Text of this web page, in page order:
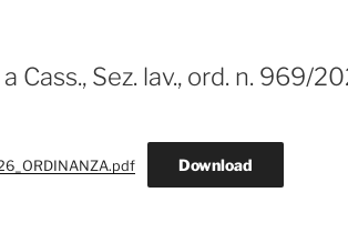
Cass., Sez. lav., ord. n. 969/
Download